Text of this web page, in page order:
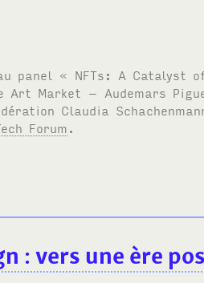
panel « NFTs: A Catalyst
Art Market – Audemars
Claudia
Forum .
: vers une ère